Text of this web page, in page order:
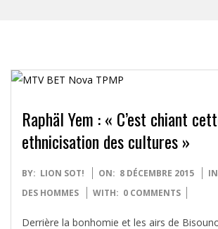
Raphäl Yem : « C’est chiant
ethnicisation des cultures »
2015-
12-
BY: LION SOT! ON: 8 DÉCEMBRE 2015
DES HOMMES
WITH: 0 COMMENTS
Derrière la bonhomie et les airs de